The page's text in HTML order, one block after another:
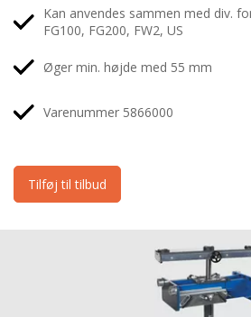
Kan anvendes sammen med div.
FG100, FG200, FW2, US
Øger min. højde med 55 mm
Varenummer 5866000
Tilføj til tilbud